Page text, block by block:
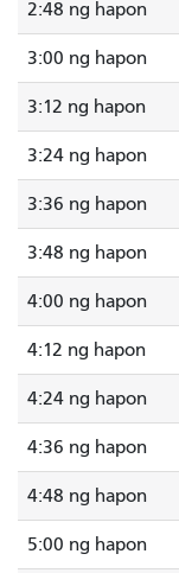
2:48 ng hapon
3:00 ng hapon
3:12 ng hapon
3:24 ng hapon
3:36 ng hapon
3:48 ng hapon
4:00 ng hapon
4:12 ng hapon
4:24 ng hapon
4:36 ng hapon
4:48 ng hapon
5:00 ng hapon